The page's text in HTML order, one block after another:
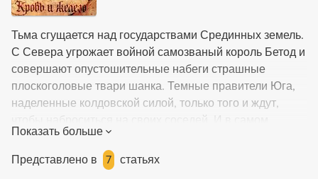
Тьма сгущается над государствами Срединных земель.
С Севера угрожает войной самозваный король Бетод и
совершают опустошительные набеги страшные
плоскоголовые твари шанка. Темные правители Юга,
наделенные колдовской силой, только того и ждут,
сердце Союза, его столице городе Агрионте, черной
язвой зреет измена. Кто способен сделать
невероятное, защитить Срединные земли от
Показать больше
Представлено в
7 статьях